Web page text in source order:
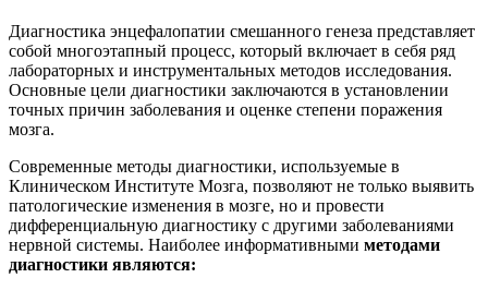
Диагностика энцефалопатии смешанного генеза представляет
собой многоэтапный процесс, который включает в себя ряд
лабораторных и инструментальных методов исследования.
Основные цели диагностики заключаются в установлении
точных причин заболевания и оценке степени поражения
мозга.
Современные методы диагностики, используемые в
Клиническом Институте Мозга, позволяют не только выявить
патологические изменения в мозге, но и провести
дифференциальную диагностику с другими заболеваниями
нервной системы. Наиболее информативными методами
диагностики являются: